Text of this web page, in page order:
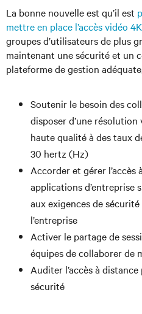
La bonne nouvelle est qu’il est
mettre en place l’accès vidéo
groupes d’utilisateurs de plus
maintenant une sécurité et un
plateforme de gestion
Soutenir le besoin des
disposer d’une
haute qualité à des taux
30 hertz (Hz)
Accorder et gérer l’accès
applications d’entreprise
aux exigences de
l’entreprise
Activer le partage de
équipes de collaborer de
Auditer l’accès à
sécurité